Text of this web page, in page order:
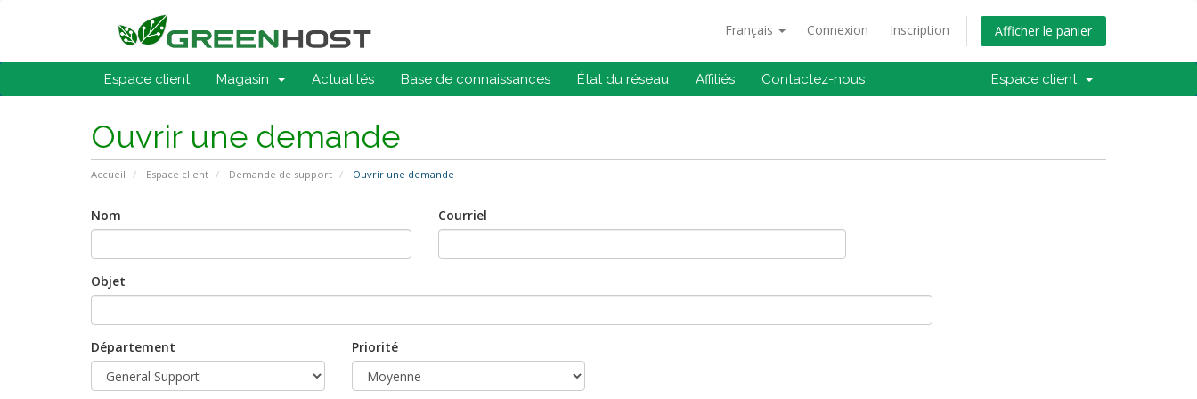
Français Connexion Inscription Afficher le panier
Espace client Magasin Actualités Base de connaissances État du réseau Affiliés Contactez-nous Espace client
Ouvrir une demande
Accueil Espace client Demande de support Ouvrir une demande
Nom Courriel
Objet
Département Priorité